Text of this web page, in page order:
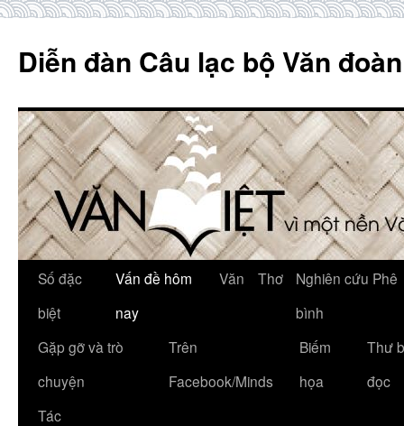
content
Diễn đàn Câu lạc bộ Văn
Số đặc
biệt
Vấn đề hôm
nay
Văn Thơ
Nghiên cứu Phê
bình
Gặp gỡ và trò
chuyện
Trên
Facebook/Minds
Biếm
họa
Thư
đọc
Tác